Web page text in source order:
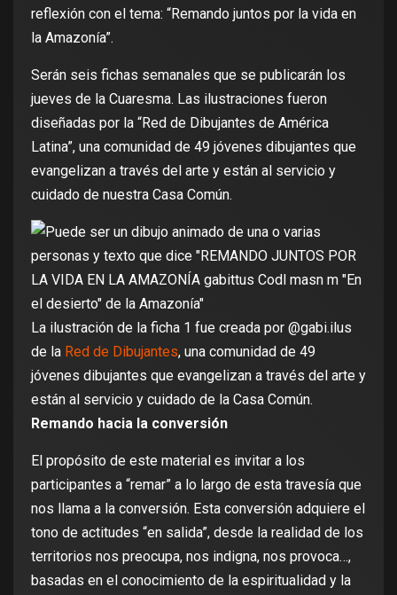
reflexión con el tema: “Remando juntos por la vida en
la Amazonía”.
Serán seis fichas semanales que se publicarán los
jueves de la Cuaresma. Las ilustraciones fueron
diseñadas por la “Red de Dibujantes de América
Latina”, una comunidad de 49 jóvenes dibujantes que
evangelizan a través del arte y están al servicio y
cuidado de nuestra Casa Común.
La ilustración de la ficha 1 fue creada por @gabi.ilus
de la Red de Dibujantes, una comunidad de 49
jóvenes dibujantes que evangelizan a través del arte y
están al servicio y cuidado de la Casa Común.
Remando hacia la conversión
El propósito de este material es invitar a los
participantes a “remar” a lo largo de esta travesía que
nos llama a la conversión. Esta conversión adquiere el
tono de actitudes “en salida”, desde la realidad de los
territorios nos preocupa, nos indigna, nos provoca…,
basadas en el conocimiento de la espiritualidad y la